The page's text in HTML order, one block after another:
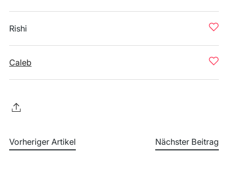
Rishi
Caleb
Vorheriger Artikel Nächster Beitrag